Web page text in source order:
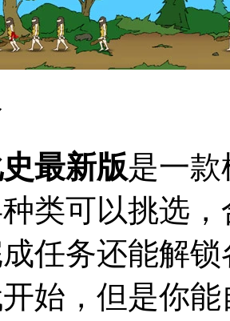
最新版是一
类可以挑选
任务还能解
始，但是你